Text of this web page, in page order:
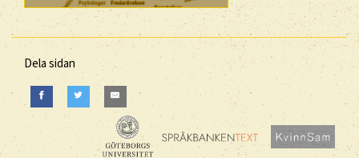
Dela sidan